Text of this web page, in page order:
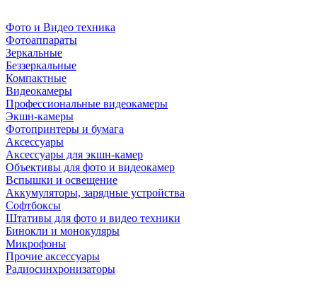
Фото и Видео техника
Фотоаппараты
Зеркальные
Беззеркальные
Компактные
Видеокамеры
Профессиональные видеокамеры
Экшн-камеры
Фотопринтеры и бумага
Аксессуары
Аксессуары для экшн-камер
Объективы для фото и видеокамер
Вспышки и освещение
Аккумуляторы, зарядные устройства
Софтбоксы
Штативы для фото и видео техники
Бинокли и монокуляры
Микрофоны
Прочие аксессуары
Радиосинхронизаторы